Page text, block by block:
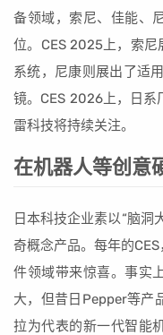
备领域，索尼、佳能、
位。CES 2025上，索尼
系统，尼康则展出了适
镜。CES 2026上，日系
雷科技将持续关注。
在机器人等创意
日本科技企业素以“脑洞
奇概念产品。每年的
件领域带来惊喜。事实
大，但昔日Pepper等产
拉为代表的新一代智能